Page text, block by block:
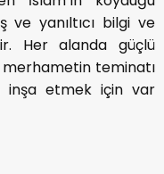
ve yanıltıcı bilgi ve
Her alanda güçlü
teminatı
inşa etmek için var